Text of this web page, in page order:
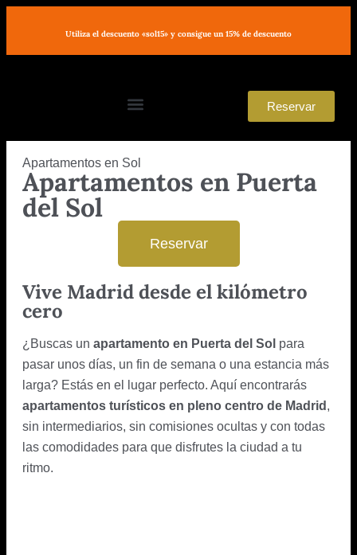
Utiliza el descuento «sol15» y consigue un 15% de descuento
Reservar
Apartamentos en Sol
Apartamentos en Puerta
del Sol
Reservar
Vive Madrid desde el kilómetro
cero
¿Buscas un apartamento en Puerta del Sol para
pasar unos días, un fin de semana o una estancia más
larga? Estás en el lugar perfecto. Aquí encontrarás
apartamentos turísticos en pleno centro de Madrid ,
sin intermediarios, sin comisiones ocultas y con todas
las comodidades para que disfrutes la ciudad a tu
ritmo.